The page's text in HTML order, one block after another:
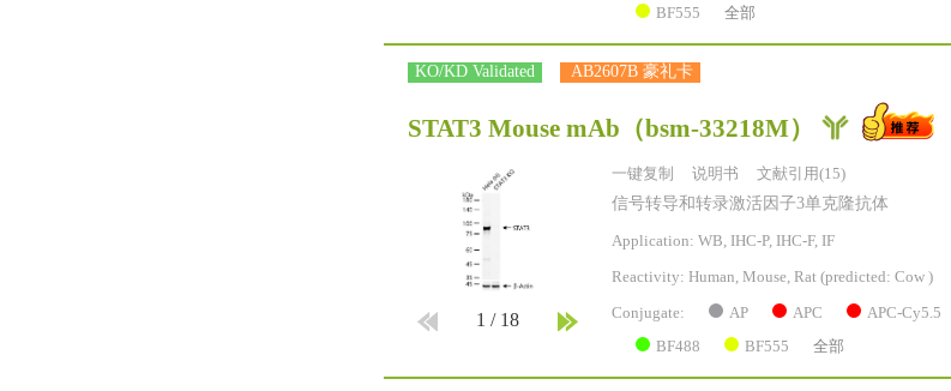
BF555 全部
KO/KD Validated AB2607B 豪礼卡
STAT3 Mouse mAb （bsm-33218M）
1 / 18
一键复制 说明书 文献引用(15)
信号转导和转录激活因子3单克隆抗体
Application: WB, IHC-P, IHC-F, IF
Reactivity: Human, Mouse, Rat (predicted: Cow )
Conjugate: AP APC APC-Cy5.5
BF488 BF555 全部